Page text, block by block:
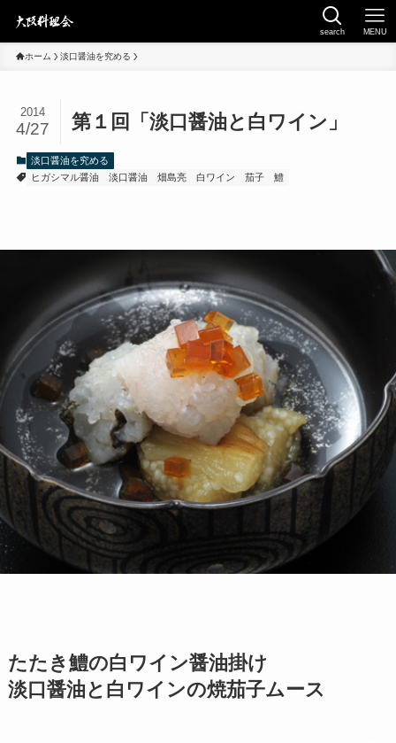
search MENU
ホーム 淡口醤油を究める
第１回「淡口醤油と白ワイン」
2014
4/27
淡口醤油を究める
ヒガシマル醤油
淡口醤油 畑島亮 白ワイン 茄子 鱧
たたき鱧の白ワイン醤油掛け
淡口醤油と白ワインの焼茄子ムース